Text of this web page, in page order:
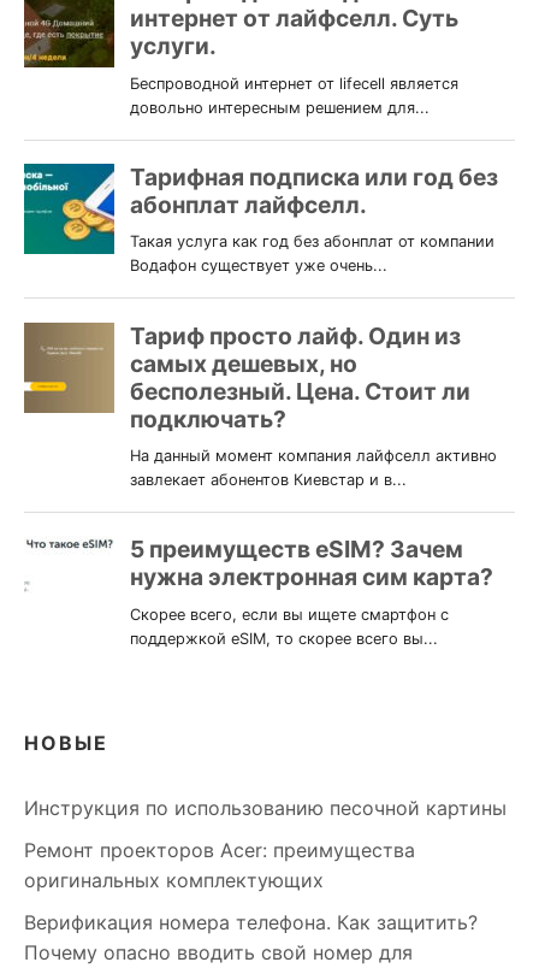
НОВЫЕ
Инструкция по использованию песочной картины
Ремонт проекторов Acer: преимущества
оригинальных комплектующих
Верификация номера телефона. Как защитить?
Почему опасно вводить свой номер для